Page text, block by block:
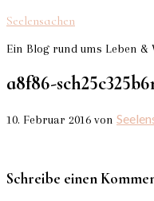
Seelensachen
Ein Blog rund ums Leben &
a8f86-
10. Februar 2016 von
Schreibe einen